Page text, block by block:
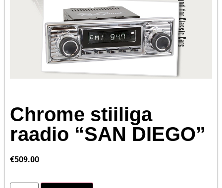
Chrome stiiliga
raadio “SAN DIEGO”
€509.00